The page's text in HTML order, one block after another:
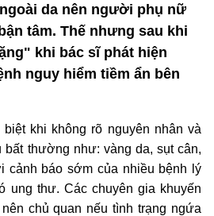
da nên người phụ nữ
tâm. Thế nhưng sau khi
khi bác sĩ phát hiện
nguy hiểm tiềm ẩn bên
khi không rõ nguyên nhân và
bất thường như: vàng da, sụt cân,
báo sớm của nhiều bệnh lý
ung thư. Các chuyên gia khuyến
chủ quan nếu tình trạng ngứa